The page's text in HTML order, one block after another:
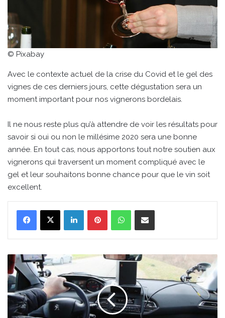
© Pixabay
Avec le contexte actuel de la crise du Covid et le gel des
vignes de ces derniers jours, cette dégustation sera un
moment important pour nos vignerons bordelais.
Il ne nous reste plus qu’à attendre de voir les résultats pour
savoir si oui ou non le millésime 2020 sera une bonne
année. En tout cas, nous apportons tout notre soutien aux
vignerons qui traversent un moment compliqué avec le
gel et leur souhaitons bonne chance pour que le vin soit
excellent.
LinkedinPinterestWhatsAppPartager par email
Les
radars
embarqués
arrivent
sur
Bordeaux